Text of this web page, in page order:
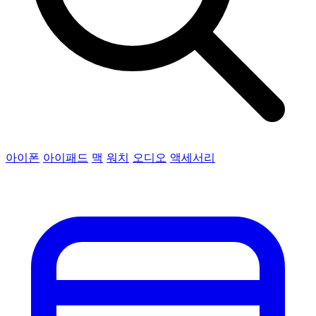
아이폰 아이패드 맥 워치 오디오 액세서리